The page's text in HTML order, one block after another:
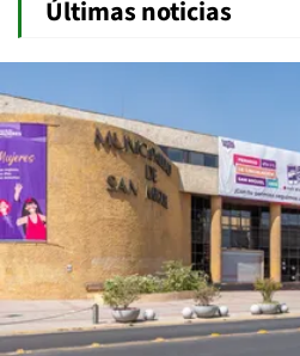
Últimas noticias